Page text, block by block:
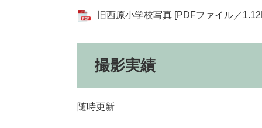
旧西原小学校写真 [PDFファイル／
撮影実績
随時更新